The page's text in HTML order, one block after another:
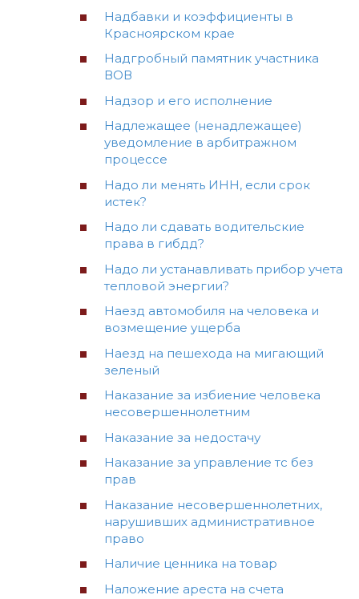
Надбавки и коэффициенты в
Красноярском крае
Надгробный памятник участника
ВОВ
Надзор и его исполнение
Надлежащее (ненадлежащее)
уведомление в арбитражном
процессе
Надо ли менять ИНН, если срок
истек?
Надо ли сдавать водительские
права в гибдд?
Надо ли устанавливать прибор учета
тепловой энергии?
Наезд автомобиля на человека и
возмещение ущерба
Наезд на пешехода на мигающий
зеленый
Наказание за избиение человека
несовершеннолетним
Наказание за недостачу
Наказание за управление тс без
прав
Наказание несовершеннолетних,
нарушивших административное
право
Наличие ценника на товар
Наложение ареста на счета